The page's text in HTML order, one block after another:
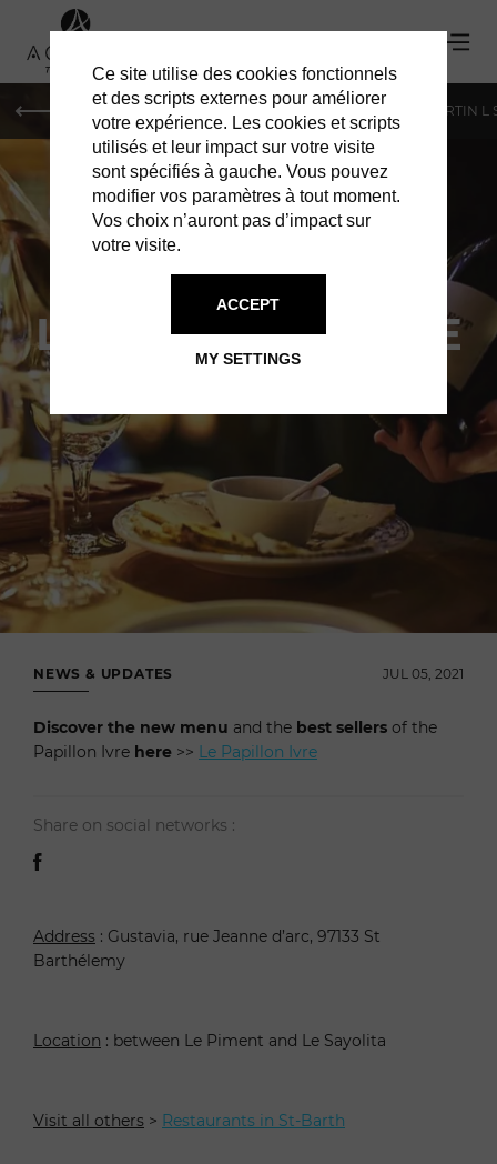
MONACO GENEVA ST-MARTIN
LE PAPILLON IVRE
NEWS & UPDATES JUL 05, 2021
Discover the new menu and the best sellers of the
Papillon Ivre here >> Le Papillon Ivre
Share on social networks :
Address : Gustavia, rue Jeanne d’arc, 97133 St
Barthélemy
Location : between Le Piment and Le Sayolita
Visit all others > Restaurants in St-Barth
Ce site utilise des cookies fonctionnels
et des scripts externes pour améliorer
votre expérience. Les cookies et scripts
utilisés et leur impact sur votre visite
sont spécifiés à gauche. Vous pouvez
modifier vos paramètres à tout moment.
Vos choix n’auront pas d’impact sur
votre visite.
MY SETTINGS
ACCEPT